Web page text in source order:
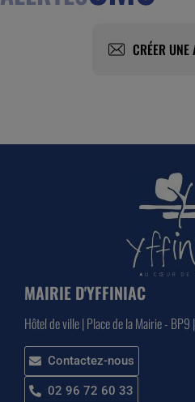
CRÉER UNE
MAIRIE D'YFFINIAC
Hôtel de ville | Place de la Mairie -
Contactez-nous
02 96 72 60 33